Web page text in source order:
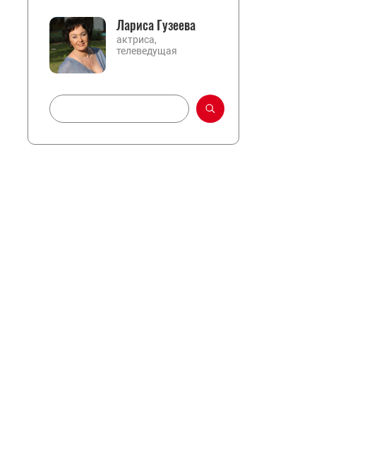
Лариса Гузеева
актриса,
телеведущая